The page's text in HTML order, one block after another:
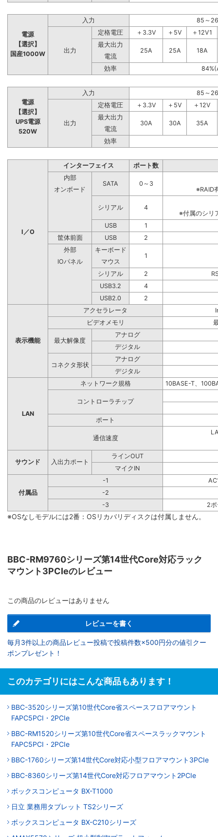
電源
【選択】
国産1000W
入力 85～
出力
定格電圧 ＋3.3V ＋5V
＋12V1
最大出力
25A
25A
18A
電流
効率
電源
【選択】
UPS電源
520W
入力 85～
出力
定格電圧 ＋3.3V ＋5V
＋12V
最大出力
30A
30A
35A
電流
効率
I／O
インターフェイス
ポート数
内部
SATA
0～3
オンボード
※RAID
シリアル
4
※付属のシリ
USB
1
筐体前面
USB
2
外部
キーボード
1
IOパネル
マウス
シリアル
2
USB3.2
4
USB2.0
2
表示機能
アクセラレータ
ビデオメモリ
最大解像度
アナログ
デジタル
コネクタ形状
アナログ
デジタル
LAN
ネットワーク規格 10BASE-T、
コントローラチップ
ポート
通信速度
サウンド 入出力ポート
ラインOUT
マイクIN
付属品
-1
-2
-3
2
※OSなしモデルには2番：OSリカバリディスクは付属しません。
BBC-RM9760シリーズ第14世代Core対応ラック
マウント3PCIeのレビュー
この商品のレビューはありません
レビューを書く
毎月3件以上の商品レビュー投稿で投稿件数×500円分の値引クー
ポンプレゼント！
このカテゴリにはこんな商品もあります！
BBC-3520シリーズ第10世代Core省スペースフロアマウント
FAPC5PCI・2PCIe
BBC-RM1520シリーズ第10世代Core省スペースラックマウント
FAPC5PCI・2PCIe
BBC-1760シリーズ第14世代Core対応小型フロアマウント3PCIe
BBC-8360シリーズ第14世代Core対応フロアマウント2PCIe
ボックスコンピュータ BX-T1000
日立 業務用タブレット TS2シリーズ
ボックスコンピュータ BX-C210シリーズ